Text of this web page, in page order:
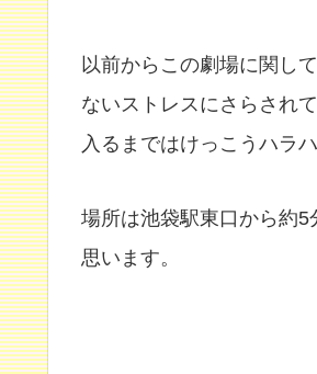
以前からこの劇場に関し
ないストレスにさらされ
入るまではけっこうハラ
場所は池袋駅東口から約
思います。